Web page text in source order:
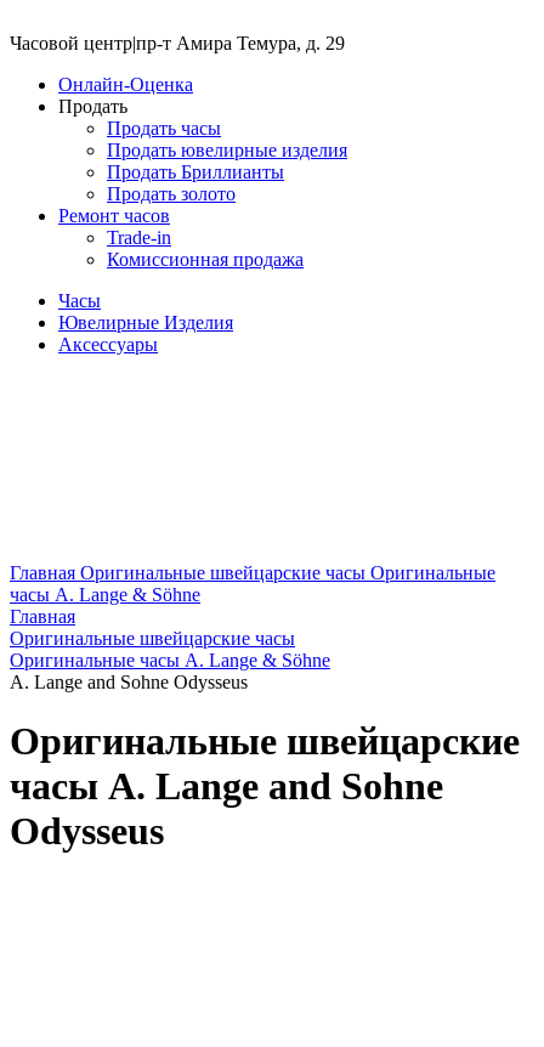
Часовой центр|пр-т Амира Темура, д. 29
Онлайн-Оценка
Продать
Продать часы
Продать ювелирные изделия
Продать Бриллианты
Продать золото
Ремонт часов
Trade-in
Комиссионная продажа
Часы
Ювелирные Изделия
Аксессуары
Главная Оригинальные швейцарские часы Оригинальные
часы A. Lange & Söhne
Главная
Оригинальные швейцарские часы
Оригинальные часы A. Lange & Söhne
A. Lange and Sohne Odysseus
Оригинальные швейцарские
часы A. Lange and Sohne
Odysseus